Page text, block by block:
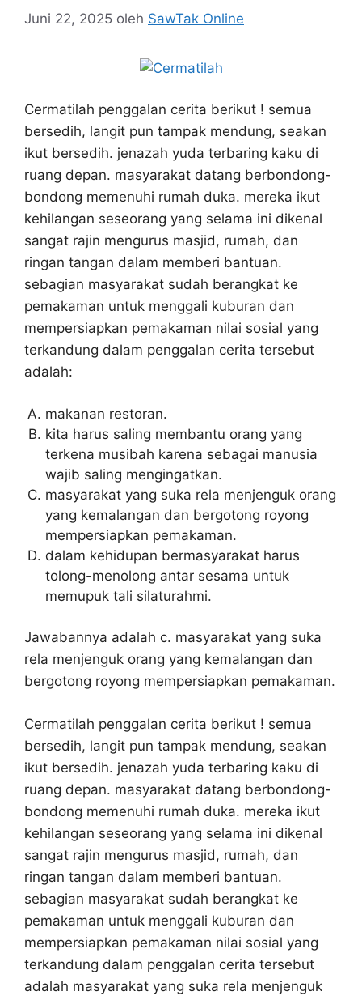
Juni 22, 2025 oleh SawTak Online
Cermatilah penggalan cerita berikut ! semua
bersedih, langit pun tampak mendung, seakan
ikut bersedih. jenazah yuda terbaring kaku di
ruang depan. masyarakat datang berbondong-
bondong memenuhi rumah duka. mereka ikut
kehilangan seseorang yang selama ini dikenal
sangat rajin mengurus masjid, rumah, dan
ringan tangan dalam memberi bantuan.
sebagian masyarakat sudah berangkat ke
pemakaman untuk menggali kuburan dan
mempersiapkan pemakaman nilai sosial yang
terkandung dalam penggalan cerita tersebut
adalah:
makanan restoran.
kita harus saling membantu orang yang
terkena musibah karena sebagai manusia
wajib saling mengingatkan.
masyarakat yang suka rela menjenguk orang
yang kemalangan dan bergotong royong
mempersiapkan pemakaman.
dalam kehidupan bermasyarakat harus
tolong-menolong antar sesama untuk
memupuk tali silaturahmi.
Jawabannya adalah c. masyarakat yang suka
rela menjenguk orang yang kemalangan dan
bergotong royong mempersiapkan pemakaman.
Cermatilah penggalan cerita berikut ! semua
bersedih, langit pun tampak mendung, seakan
ikut bersedih. jenazah yuda terbaring kaku di
ruang depan. masyarakat datang berbondong-
bondong memenuhi rumah duka. mereka ikut
kehilangan seseorang yang selama ini dikenal
sangat rajin mengurus masjid, rumah, dan
ringan tangan dalam memberi bantuan.
sebagian masyarakat sudah berangkat ke
pemakaman untuk menggali kuburan dan
mempersiapkan pemakaman nilai sosial yang
terkandung dalam penggalan cerita tersebut
adalah masyarakat yang suka rela menjenguk